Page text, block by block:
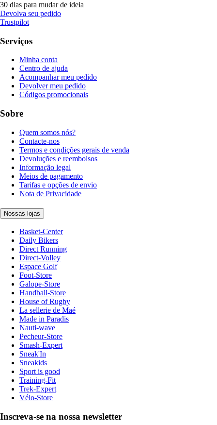
30 dias para mudar de ideia
Devolva seu pedido
Trustpilot
Serviços
Minha conta
Centro de ajuda
Acompanhar meu pedido
Devolver meu pedido
Códigos promocionais
Sobre
Quem somos nós?
Contacte-nos
Termos e condições gerais de venda
Devoluções e reembolsos
Informação legal
Meios de pagamento
Tarifas e opções de envio
Nota de Privacidade
Nossas lojas
Basket-Center
Daily Bikers
Direct Running
Direct-Volley
Espace Golf
Foot-Store
Galope-Store
Handball-Store
House of Rugby
La sellerie de Maé
Made in Paradis
Nauti-wave
Pecheur-Store
Smash-Expert
Sneak'In
Sneakids
Sport is good
Training-Fit
Trek-Expert
Vélo-Store
Inscreva-se na nossa newsletter